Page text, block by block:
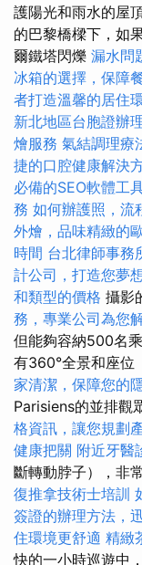
護陽光和雨水的屋
的巴黎橋樑下，如
爾鐵塔閃爍 漏水問
冰箱的選擇，保障
者打造溫馨的居住
新北地區台胞證辦
燴服務 氣結調理療
捷的口腔健康解決
必備的SEO軟體工
務 如何辦護照，流
外燴，品味精緻的
時間 台北律師事務
計公司，打造您夢
和類型的價格 攝影
務，專業公司為您
但能夠容納500名
有360°全景和座位
家清潔，保障您的
Parisiens的並排觀
格資訊，讓您規劃
健康把關 附近牙醫
斷轉動脖子），非
復推拿技術士培訓
簽證的辦理方法，
住環境更舒適 精緻
快的一小時巡遊中